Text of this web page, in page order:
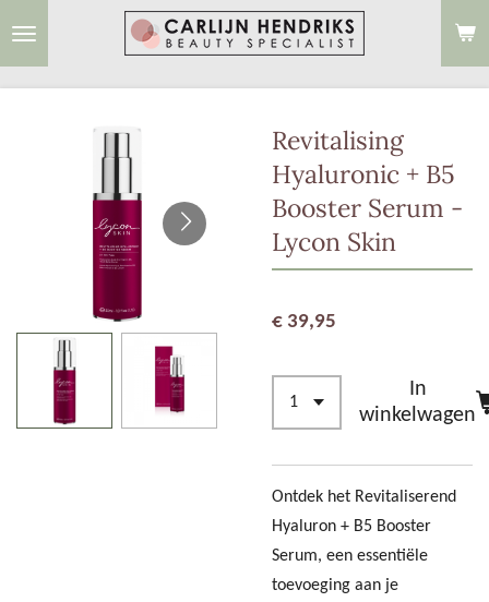
Ga
Revitalising
Hyaluronic + B5
Booster Serum -
Lycon Skin
€ 39,95
In
winkelwagen
Ontdek het Revitaliserend
Hyaluron + B5 Booster
Serum, een essentiële
toevoeging aan je